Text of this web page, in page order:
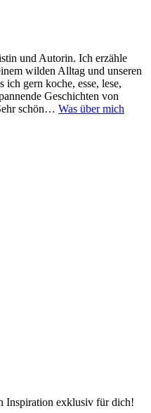
und Autorin. Ich erzähle
wilden Alltag und unseren
gern koche, esse, lese,
Geschichten von
schön… Was über mich
Inspiration exklusiv für dich!